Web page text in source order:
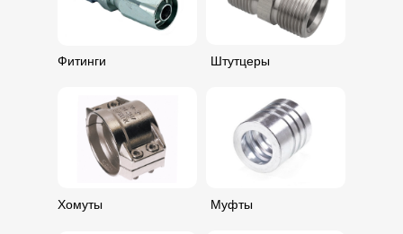
персональное предложение для
Фитинги Штутцеры
Хомуты Муфты